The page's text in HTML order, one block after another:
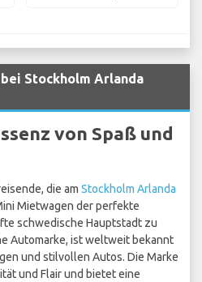
Stockholm Arlanda
von Spaß und
die am Stockholm Arlanda
Mietwagen der perfekte
schwedische Hauptstadt zu
Automarke, ist weltweit bekannt
und stilvollen Autos. Die Marke
und Flair und bietet eine